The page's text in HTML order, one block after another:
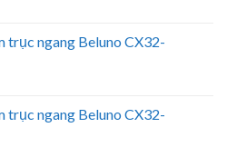
trục ngang Beluno CX32-
trục ngang Beluno CX32-